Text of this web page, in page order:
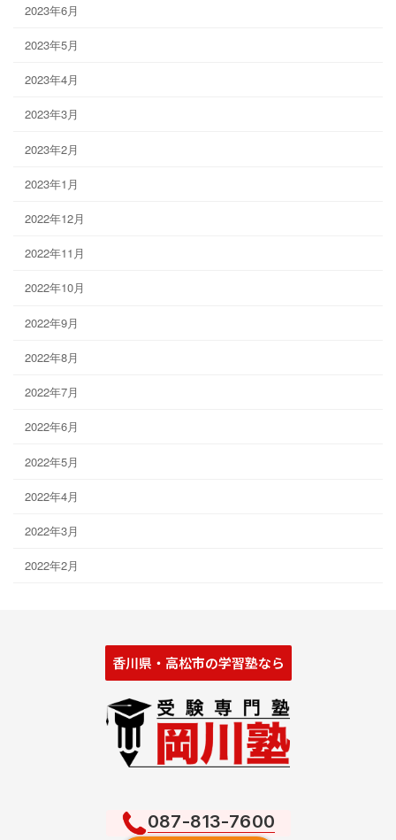
2023年6月
2023年5月
2023年4月
2023年3月
2023年2月
2023年1月
2022年12月
2022年11月
2022年10月
2022年9月
2022年8月
2022年7月
2022年6月
2022年5月
2022年4月
2022年3月
2022年2月
香川県・高松市の学習塾なら
087-813-7600